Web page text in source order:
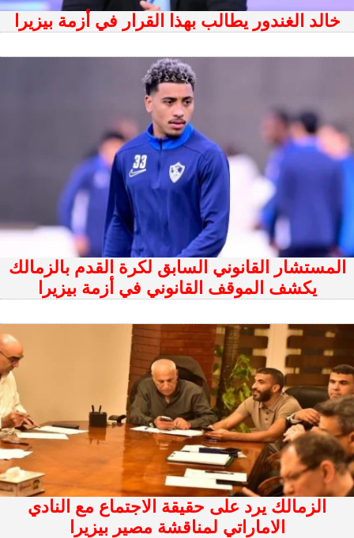
خالد الغندور يطالب بهذا القرار في أزمة بيزيرا
المستشار القانوني السابق لكرة القدم بالزمالك
يكشف الموقف القانوني في أزمة بيزيرا
الزمالك يرد على حقيقة الاجتماع مع النادي
الاماراتي لمناقشة مصير بيزيرا